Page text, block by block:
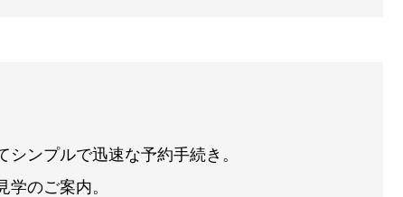
シンプルで迅速な予約手続き。
のご案内。